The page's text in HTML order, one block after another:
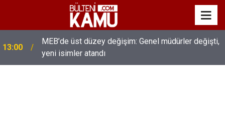
13:00
MEB’de üst düzey değişim: Genel müdürler değişti,
yeni isimler atandı